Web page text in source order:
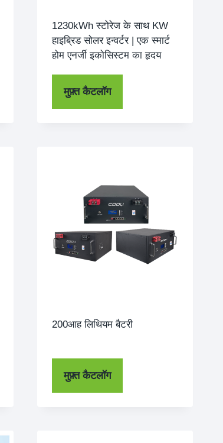
1230kWh स्टोरेज के साथ KW
हाइब्रिड सोलर इन्वर्टर | एक स्मार्ट
होम एनर्जी इकोसिस्टम का हृदय
मुफ़्त कैटलॉग
200आह लिथियम बैटरी
मुफ़्त कैटलॉग